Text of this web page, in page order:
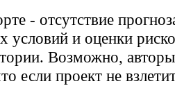
- отсутствие
условий и оценки
Возможно,
если проект не